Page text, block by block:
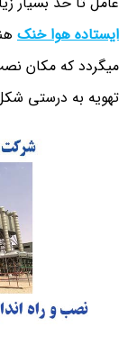
ایستاده هوا خنک
میگردد که مکان
تهویه به درستی